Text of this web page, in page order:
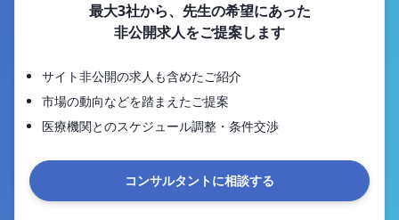
最大3社から、先生の希望にあった
非公開求人をご提案します
サイト非公開の求人も含めたご紹介
市場の動向などを踏まえたご提案
医療機関とのスケジュール調整・条件交渉
コンサルタントに相談する